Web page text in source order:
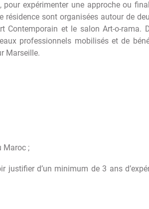
expérimenter une approche ou
résidence sont organisées autour de
Contemporain et le salon Art-o-rama.
professionnels mobilisés et de
Marseille.
Maroc ;
d’un minimum de 3 ans